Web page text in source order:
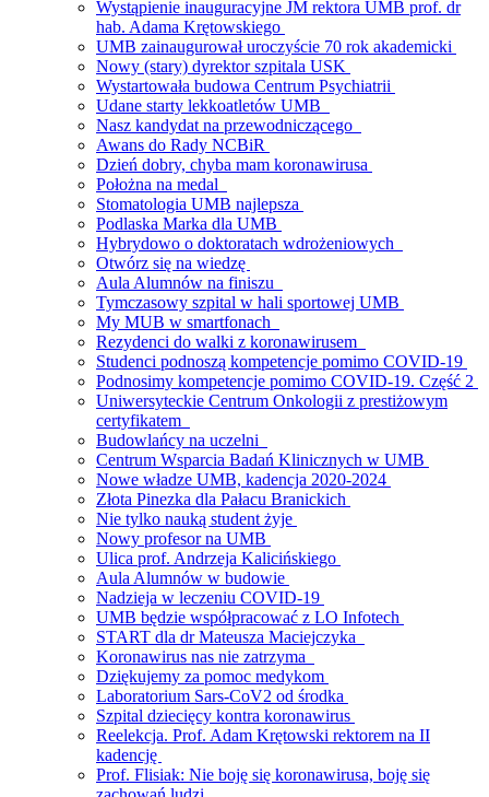
Wystąpienie inauguracyjne JM rektora UMB prof. dr
hab. Adama Krętowskiego
UMB zainaugurował uroczyście 70 rok akademicki
Nowy (stary) dyrektor szpitala USK
Wystartowała budowa Centrum Psychiatrii
Udane starty lekkoatletów UMB
Nasz kandydat na przewodniczącego
Awans do Rady NCBiR
Dzień dobry, chyba mam koronawirusa
Położna na medal
Stomatologia UMB najlepsza
Podlaska Marka dla UMB
Hybrydowo o doktoratach wdrożeniowych
Otwórz się na wiedzę
Aula Alumnów na finiszu
Tymczasowy szpital w hali sportowej UMB
My MUB w smartfonach
Rezydenci do walki z koronawirusem
Studenci podnoszą kompetencje pomimo COVID-19
Podnosimy kompetencje pomimo COVID-19. Część 2
Uniwersyteckie Centrum Onkologii z prestiżowym
certyfikatem
Budowlańcy na uczelni
Centrum Wsparcia Badań Klinicznych w UMB
Nowe władze UMB, kadencja 2020-2024
Złota Pinezka dla Pałacu Branickich
Nie tylko nauką student żyje
Nowy profesor na UMB
Ulica prof. Andrzeja Kalicińskiego
Aula Alumnów w budowie
Nadzieja w leczeniu COVID-19
UMB będzie współpracować z LO Infotech
START dla dr Mateusza Maciejczyka
Koronawirus nas nie zatrzyma
Dziękujemy za pomoc medykom
Laboratorium Sars-CoV2 od środka
Szpital dziecięcy kontra koronawirus
Reelekcja. Prof. Adam Krętowski rektorem na II
kadencję
Prof. Flisiak: Nie boję się koronawirusa, boję się